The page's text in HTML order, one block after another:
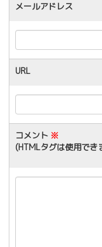
メールアドレス
URL
コメント ※
(HTMLタグは使用でき